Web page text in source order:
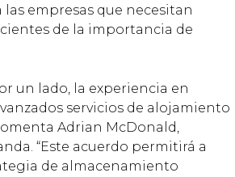
empresas que necesitan
de la importancia de
un lado, la experiencia en
servicios de alojamiento
Adrian McDonald,
“Este acuerdo permitirá a
de almacenamiento